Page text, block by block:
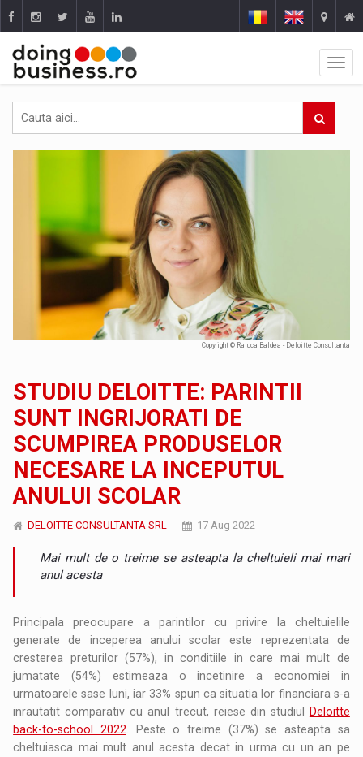
Copyright © Raluca Baldea - Deloitte Consultanta
STUDIU DELOITTE: PARINTII
SUNT INGRIJORATI DE
SCUMPIREA PRODUSELOR
NECESARE LA INCEPUTUL
ANULUI SCOLAR
DELOITTE CONSULTANTA SRL 17 Aug 2022
Mai mult de o treime se asteapta la cheltuieli mai mari
anul acesta
Principala preocupare a parintilor cu privire la cheltuielile
generate de inceperea anului scolar este reprezentata de
cresterea preturilor (57%), in conditiile in care mai mult de
jumatate (54%) estimeaza o incetinire a economiei in
urmatoarele sase luni, iar 33% spun ca situatia lor financiara s-a
inrautatit comparativ cu anul trecut, reiese din studiul
Deloitte
back-to-school 2022 . Peste o treime (37%) se asteapta sa
cheltuiasca mai mult anul acesta decat in urma cu un an pe